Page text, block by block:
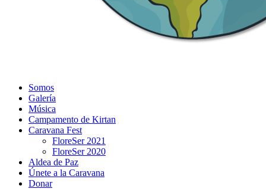
Somos
Galería
Música
Campamento de Kirtan
Caravana Fest
FloreSer 2021
FloreSer 2020
Aldea de Paz
Únete a la Caravana
Donar